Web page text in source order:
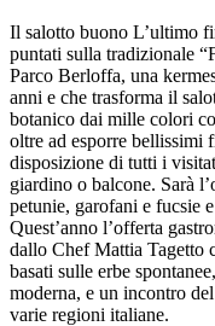
Il salotto buono L’ultimo
puntati sulla tradizionale
Parco Berloffa, una
anni e che trasforma il
botanico dai mille colori
oltre ad esporre bellissimi
disposizione di tutti i
giardino o balcone. Sarà
petunie, garofani e fucsie
Quest’anno l’offerta
dallo Chef Mattia Tagetto
basati sulle erbe
moderna, e un incontro
varie regioni italiane.